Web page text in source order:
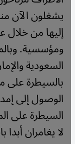
يشغلون الآن
إليها من خلال
ومؤسسية.
السعودية
بالسيطرة على
الوصول إلى
السيطرة على
لا يغامران